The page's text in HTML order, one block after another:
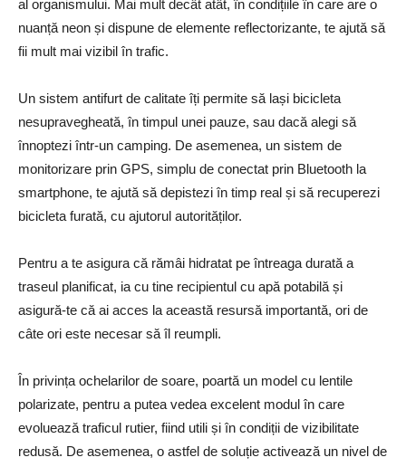
al organismului. Mai mult decât atât, în condițiile în care are o
nuanță neon și dispune de elemente reflectorizante, te ajută să
fii mult mai vizibil în trafic.
Un sistem antifurt de calitate îți permite să lași bicicleta
nesupravegheată, în timpul unei pauze, sau dacă alegi să
înnoptezi într-un camping. De asemenea, un sistem de
monitorizare prin GPS, simplu de conectat prin Bluetooth la
smartphone, te ajută să depistezi în timp real și să recuperezi
bicicleta furată, cu ajutorul autorităților.
Pentru a te asigura că rămâi hidratat pe întreaga durată a
traseul planificat, ia cu tine recipientul cu apă potabilă și
asigură-te că ai acces la această resursă importantă, ori de
câte ori este necesar să îl reumpli.
În privința ochelarilor de soare, poartă un model cu lentile
polarizate, pentru a putea vedea excelent modul în care
evoluează traficul rutier, fiind utili și în condiții de vizibilitate
redusă. De asemenea, o astfel de soluție activează un nivel de